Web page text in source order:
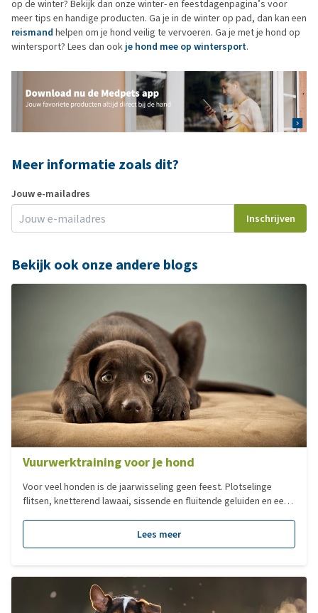
op de winter? Bekijk dan onze winter- en feestdagenpagina’s voor
meer tips en handige producten. Ga je in de winter op pad, dan kan een
reismand helpen om je hond veilig te vervoeren. Ga je met je hond op
wintersport? Lees dan ook je hond mee op wintersport.
Meer informatie zoals dit?
Jouw e-mailadres
Inschrijven
Bekijk ook onze andere blogs
Vuurwerktraining voor je hond
Voor veel honden is de jaarwisseling geen feest. Plotselinge
flitsen, knetterend lawaai, sissende en fluitende geluiden en een
wat hij hiermee moet! Hier ontstaat dus de noodzaak van
vuurwerktraining.
Lees meer